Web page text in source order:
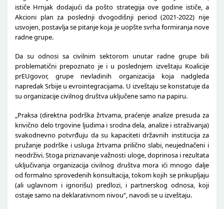
ističe Hrnjak dodajući da pošto strategija ove godine ističe, a
Akcioni plan za poslednji dvogodišnji period (2021-2022) nije
usvojen, postavlja se pitanje koja je uopšte svrha formiranja nove
radne grupe.
Da su odnosi sa civilnim sektorom unutar radne grupe bili
problematični prepoznato je i u poslednjem izveštaju Koalicije
prEUgovor, grupe nevladinih organizacija koja nadgleda
napredak Srbije u evrointegracijama. U izveštaju se konstatuje da
su organizacije civilnog društva uključene samo na papiru.
„Praksa (direktna podrška žrtvama, praćenje analize presuda za
krivično delo trgovine ljudima i srodna dela, analize i istraživanja)
svakodnevno potvrđuju da su kapaciteti državnih institucija za
pružanje podrške i usluga žrtvama prilično slabi, neujednačeni i
neodrživi. Stoga priznavanje važnosti uloge, doprinosa i rezultata
uključivanja organizacija civilnog društva mora ići mnogo dalje
od formalno sprovedenih konsultacija, tokom kojih se prikupljaju
(ali uglavnom i ignorišu) predlozi, i partnerskog odnosa, koji
ostaje samo na deklarativnom nivou“, navodi se u izveštaju.